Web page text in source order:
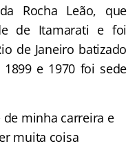
Rocha Leão, que
de Itamarati e foi
de Janeiro batizado
e 1970 foi sede
minha carreira e
muita coisa